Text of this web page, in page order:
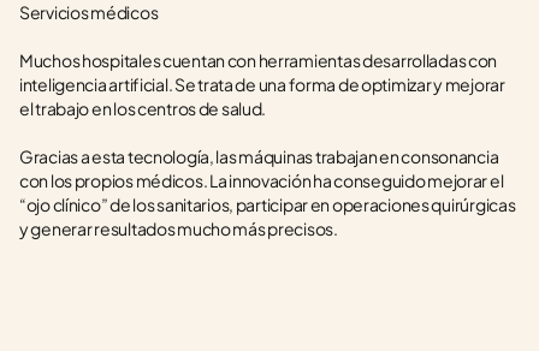
Servicios médicos
Muchos hospitales cuentan con herramientas desarrolladas con
inteligencia artificial. Se trata de una forma de optimizar y mejorar
el trabajo en los centros de salud.
Gracias a esta tecnología, las máquinas trabajan en consonancia
con los propios médicos. La innovación ha conseguido mejorar el
“ojo clínico” de los sanitarios, participar en operaciones quirúrgicas
y generar resultados mucho más precisos.